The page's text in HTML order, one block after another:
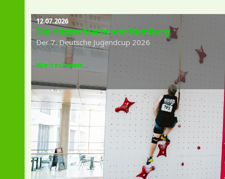
12.07.2026
Die Hitzeschlacht von Hamburg
Der 7. Deutsche Jugendcup 2026
Weiterlesen...